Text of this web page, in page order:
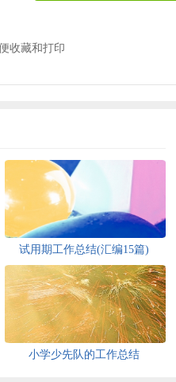
收藏和打印
试用期工作总结(汇编15篇)
小学少先队的工作总结